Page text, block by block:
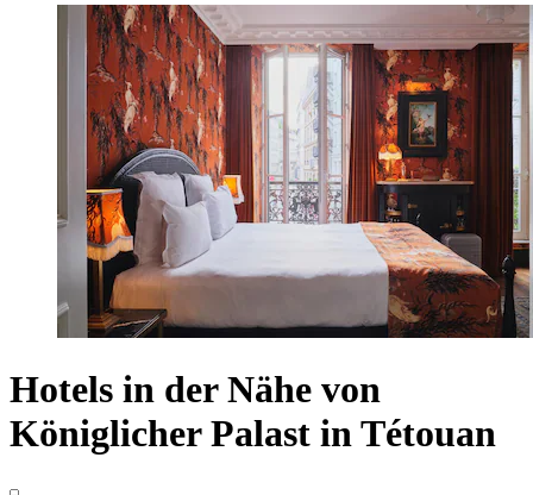
Hotels in der Nähe von
Königlicher Palast in Tétouan